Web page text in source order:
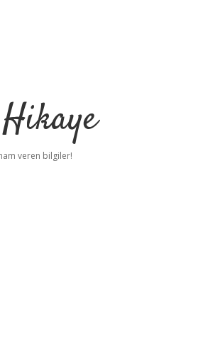
veren bilgiler!